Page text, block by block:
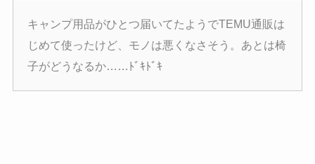
キャンプ用品がひとつ届いてたようでTEMU通販は
じめて使ったけど、モノは悪くなさそう。あとは椅
子がどうなるか……ﾄﾞｷﾄﾞｷ